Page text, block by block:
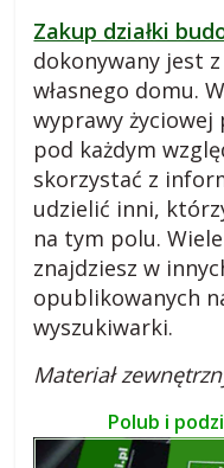
p
Zakup działki
dokonywany jest
własnego domu.
wyprawy
pod każdym
skorzystać z
udzielić inni,
na tym polu.
znajdziesz w
opublikowanych
wyszukiwarki.
Materiał
Polub i